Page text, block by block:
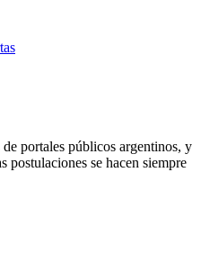
portales públicos argentinos, y
postulaciones se hacen siempre